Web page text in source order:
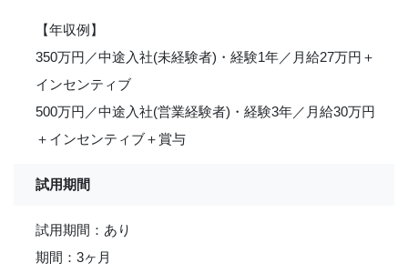
【年収例】
350万円／中途入社(未経験者)・経験1年／月給27万円＋
インセンティブ
500万円／中途入社(営業経験者)・経験3年／月給30万円
＋インセンティブ＋賞与
試用期間
試用期間：あり
期間：3ヶ月